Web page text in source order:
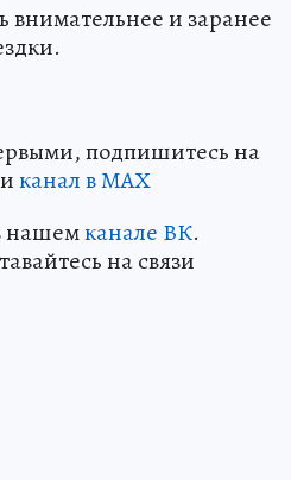
внимательнее и заранее
подпишитесь на
иканал в МАХ
нашемканале ВК.
на связи